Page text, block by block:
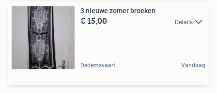
3 nieuwe zomer broeken
€ 15,00 Details
Dedemsvaart Vandaag